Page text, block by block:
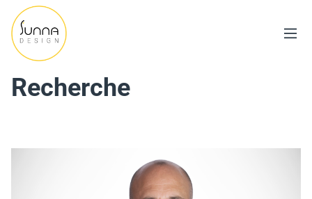
Recherche